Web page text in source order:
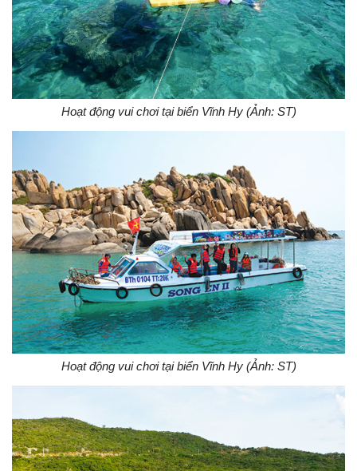
Hoạt động vui chơi tại biển Vĩnh Hy (Ảnh: ST)
Hoạt động vui chơi tại biển Vĩnh Hy (Ảnh: ST)